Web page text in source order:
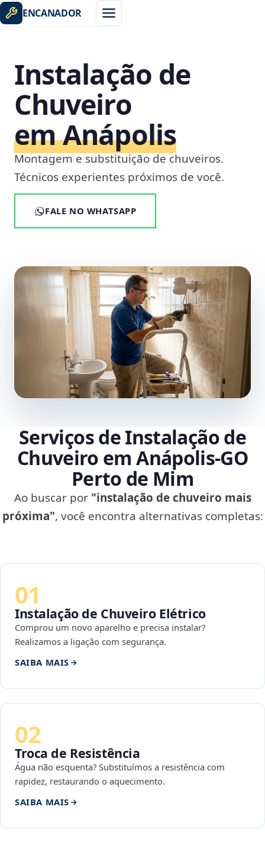
ENCANADOR
Instalação de
Chuveiro
em Anápolis
Montagem e substituição de chuveiros.
Técnicos experientes próximos de você.
FALE NO WHATSAPP
Serviços de Instalação de
Chuveiro em Anápolis‑GO
Perto de Mim
Ao buscar por "instalação de chuveiro mais
próxima", você encontra alternativas completas:
01
Instalação de Chuveiro Elétrico
Comprou um novo aparelho e precisa instalar?
Realizamos a ligação com segurança.
SAIBA MAIS
02
Troca de Resistência
Água não esquenta? Substituímos a resistência com
rapidez, restaurando o aquecimento.
SAIBA MAIS